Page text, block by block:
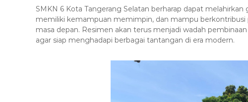
SMKN 6 Kota Tangerang Selatan berharap dapat
memiliki kemampuan memimpin, dan mampu berkontribusi
masa depan. Resimen akan terus menjadi wadah
agar siap menghadapi berbagai tantangan di era modern.